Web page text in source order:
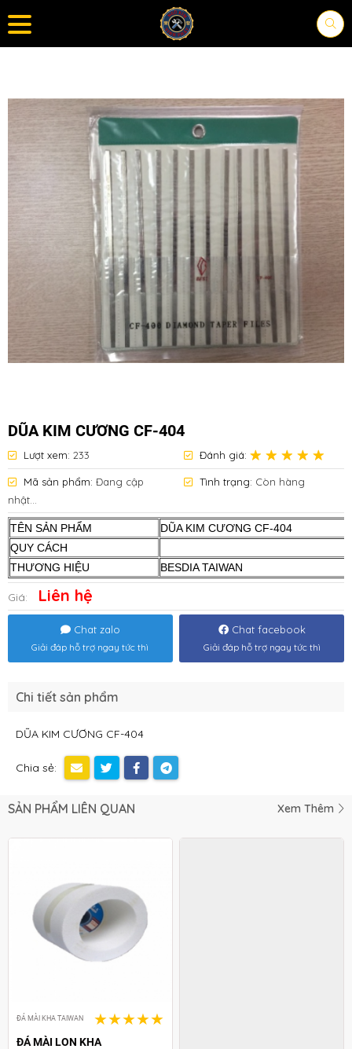
DŨA KIM CƯƠNG CF-404
Lượt xem: 233 Đánh giá:
Mã sản phẩm: Đang cập
nhật...
Tình trạng: Còn hàng
TÊN SẢN PHẨM
DŨA KIM CƯƠNG CF-404
QUY CÁCH
THƯƠNG HIỆU
BESDIA TAIWAN
Giá: Liên hệ
Chat zalo
Giải đáp hỗ trợ ngay tức thì
Chat facebook
Giải đáp hỗ trợ ngay tức thì
Chi tiết sản phẩm
DŨA KIM CƯƠNG CF-404
Chia sẻ:
SẢN PHẨM LIÊN QUAN Xem Thêm
ĐÁ MÀI KHA TAIWAN
ĐÁ MÀI LON KHA